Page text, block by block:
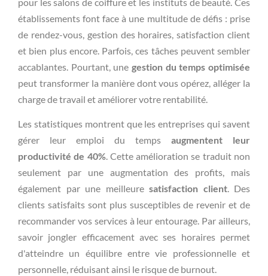
établissements font face à une multitude de défis : prise
de rendez-vous, gestion des horaires, satisfaction client
et bien plus encore. Parfois, ces tâches peuvent sembler
accablantes. Pourtant, une gestion du temps optimisée
peut transformer la manière dont vous opérez, alléger la
charge de travail et améliorer votre rentabilité.
Les statistiques montrent que les entreprises qui savent
gérer leur emploi du temps augmentent leur
productivité de 40%. Cette amélioration se traduit non
seulement par une augmentation des profits, mais
également par une meilleure satisfaction client. Des
clients satisfaits sont plus susceptibles de revenir et de
recommander vos services à leur entourage. Par ailleurs,
savoir jongler efficacement avec ses horaires permet
d'atteindre un équilibre entre vie professionnelle et
personnelle, réduisant ainsi le risque de burnout.